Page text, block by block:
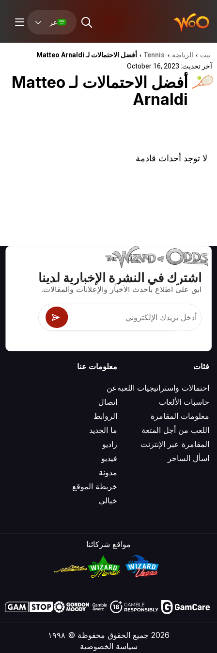
عر
بيت › الرياضة ›
Tennis
› أفضل الاحتمالات لـ Matteo Arnaldi
آخر تحديث: October 16, 2023
أفضل الاحتمالات لـ Matteo
Arnaldi
لا توجد أحداث قادمة
اشترك في النشرة الإخبارية لدينا
ابق على اطلاع بأحدث الأخبار والإعلانات والمقالات.
استراتيجيات ومعلومات صحيحة رياضيا لألعاب الكازينو مثل
البلاك جاك وكرابس والروليت ومئات الألعاب الأخرى التي
يمكن لعبها.
فئات
احتمالات واستراتيجيات اللعبة
حاسبات الألعاب
معلومات المقامرة
اللعب من أجل المتعة
المقامرة عبر الإنترنت
اسأل الساحر
معلومات عنا
عن
اتصال
الروابط
ما الجديد
راديو
فيديو
مدونة
خريطة الموقع
خيالي
مواقع شركائنا
2026 جميع الحقوق محفوظة © ١٩٩٨
سياسة الخصوصية